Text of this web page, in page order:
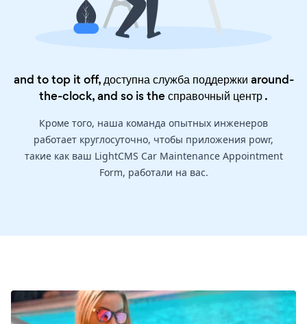
and to top it off, доступна служба поддержки around-
the-clock, and so is theсправочный центр.
Кроме того, наша команда опытных инженеров
работает круглосуточно, чтобы приложения powr,
такие как ваш LightCMS Car Maintenance Appointment
Form, работали на вас.